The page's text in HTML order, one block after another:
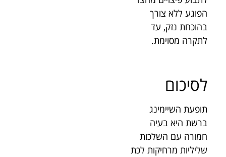
הפוגע ללא צורך
בהוכחת נזק, עד
לתקרה מסוימת.
לסיכום
תופעת השיימינג
ברשת היא בעיה
חמורה עם השלכות
שליליות מרחיקות לכת